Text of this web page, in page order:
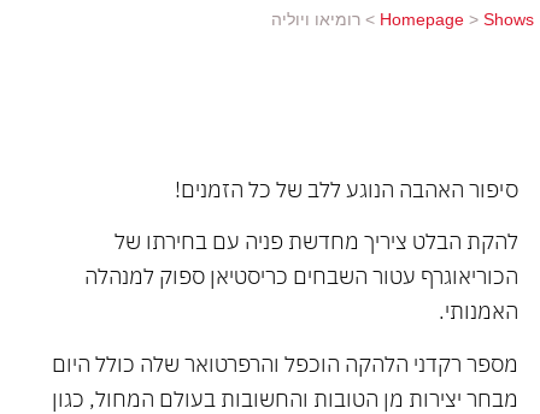
Homepage > Shows
> רומיאו ויוליה
סיפור האהבה הנוגע ללב של כל הזמנים!
להקת הבלט ציריך מחדשת פניה עם בחירתו של
הכוריאוגרף עטור השבחים כריסטיאן ספוק למנהלה
האמנותי.
מספר רקדני הלהקה הוכפל והרפרטואר שלה כולל היום
מבחר יצירות מן הטובות והחשובות בעולם המחול, כגון